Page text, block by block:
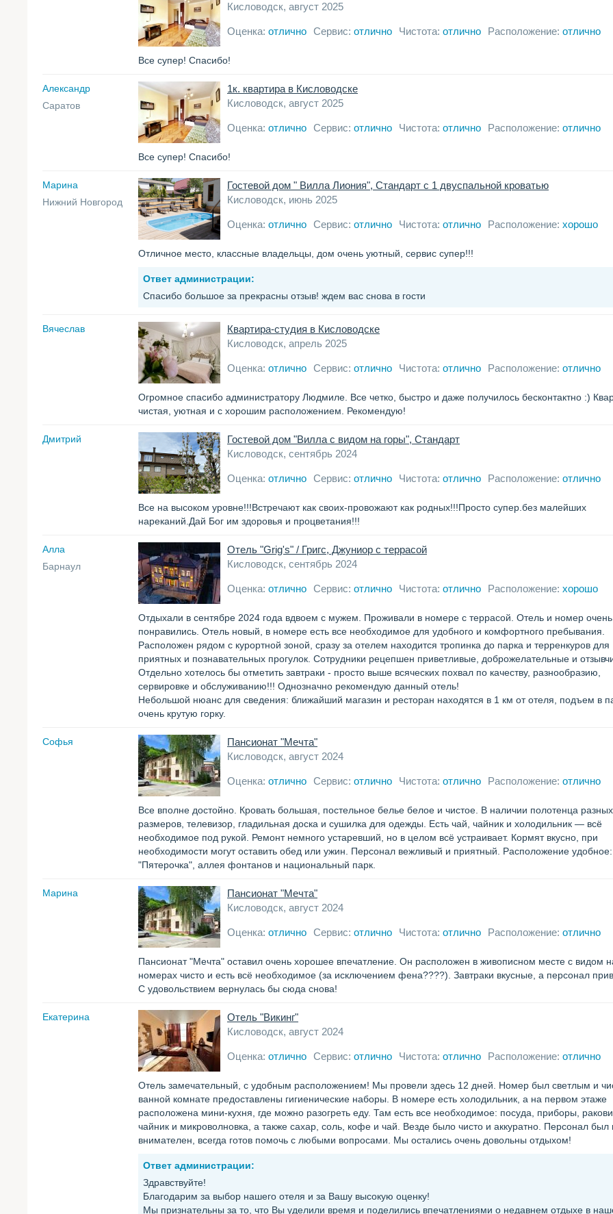
Кисловодск, август 2025
Оценка: отлично Сервис: отлично Чистота: отлично Расположение: отлично
Все супер! Спасибо!
Александр
Саратов
1к. квартира в Кисловодске
Кисловодск, август 2025
Оценка: отлично Сервис: отлично Чистота: отлично Расположение: отлично
Все супер! Спасибо!
Марина
Нижний Новгород
Гостевой дом " Вилла Лиония", Стандарт с 1 двуспальной кроватью
Кисловодск, июнь 2025
Оценка: отлично Сервис: отлично Чистота: отлично Расположение: хорошо
Отличное место, классные владельцы, дом очень уютный, сервис супер!!!
Ответ администрации:
Спасибо большое за прекрасны отзыв! ждем вас снова в гости
Вячеслав
Квартира-студия в Кисловодске
Кисловодск, апрель 2025
Оценка: отлично Сервис: отлично Чистота: отлично Расположение: отлично
Огромное спасибо администратору Людмиле. Все четко, быстро и даже получилось бесконтактно :)
чистая, уютная и с хорошим расположением. Рекомендую!
Дмитрий
Гостевой дом "Вилла с видом на горы", Стандарт
Кисловодск, сентябрь 2024
Оценка: отлично Сервис: отлично Чистота: отлично Расположение: отлично
Все на высоком уровне!!!Встречают как своих-провожают как родных!!!Просто супер.без малейших
нареканий.Дай Бог им здоровья и процветания!!!
Алла
Барнаул
Отель "Grig's" / Григс, Джуниор с террасой
Кисловодск, сентябрь 2024
Оценка: отлично Сервис: отлично Чистота: отлично Расположение: хорошо
Отдыхали в сентябре 2024 года вдвоем с мужем. Проживали в номере с террасой. Отель и номер очень
понравились. Отель новый, в номере есть все необходимое для удобного и комфортного пребывания.
Расположен рядом с курортной зоной, сразу за отелем находится тропинка до парка и терренкуров для
приятных и познавательных прогулок. Сотрудники рецепшен приветливые, доброжелательные и
Отдельно хотелось бы отметить завтраки - просто выше всяческих похвал по качеству, разнообразию,
сервировке и обслуживанию!!! Однозначно рекомендую данный отель!
Небольшой нюанс для сведения: ближайший магазин и ресторан находятся в 1 км от отеля, подъем в
очень крутую горку.
Софья
Пансионат "Мечта"
Кисловодск, август 2024
Оценка: отлично Сервис: отлично Чистота: отлично Расположение: отлично
Все вполне достойно. Кровать большая, постельное белье белое и чистое. В наличии полотенца разных
размеров, телевизор, гладильная доска и сушилка для одежды. Есть чай, чайник и холодильник — всё
необходимое под рукой. Ремонт немного устаревший, но в целом всё устраивает. Кормят вкусно, при
необходимости могут оставить обед или ужин. Персонал вежливый и приятный. Расположение
"Пятерочка", аллея фонтанов и национальный парк.
Марина
Пансионат "Мечта"
Кисловодск, август 2024
Оценка: отлично Сервис: отлично Чистота: отлично Расположение: отлично
Пансионат "Мечта" оставил очень хорошее впечатление. Он расположен в живописном месте с видом
номерах чисто и есть всё необходимое (за исключением фена????). Завтраки вкусные, а персонал
С удовольствием вернулась бы сюда снова!
Екатерина
Отель "Викинг"
Кисловодск, август 2024
Оценка: отлично Сервис: отлично Чистота: отлично Расположение: отлично
Отель замечательный, с удобным расположением! Мы провели здесь 12 дней. Номер был светлым и
ванной комнате предоставлены гигиенические наборы. В номере есть холодильник, а на первом этаже
расположена мини-кухня, где можно разогреть еду. Там есть все необходимое: посуда, приборы,
чайник и микроволновка, а также сахар, соль, кофе и чай. Везде было чисто и аккуратно. Персонал был
внимателен, всегда готов помочь с любыми вопросами. Мы остались очень довольны отдыхом!
Ответ администрации:
Здравствуйте!
Благодарим за выбор нашего отеля и за Вашу высокую оценку!
Мы признательны за то, что Вы уделили время и поделились впечатлениями о недавнем отдыхе в